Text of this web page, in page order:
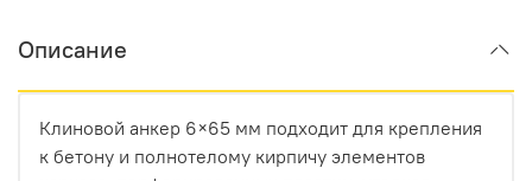
Описание
Клиновой анкер 6×65 мм подходит для крепления
к бетону и полнотелому кирпичу элементов